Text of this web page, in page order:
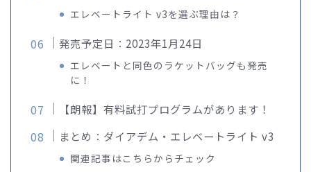
エレベートライト v3を選ぶ理由は？
発売予定日：2023年1月24日
エレベートと同色のラケットバッグも発売
に！
【朗報】有料試打プログラムがあります！
まとめ：ダイアデム・エレベートライト v3
関連記事はこちらからチェック